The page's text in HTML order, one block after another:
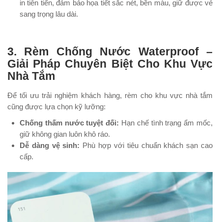
in tiên tiến, đảm bảo họa tiết sắc nét, bền màu, giữ được vẻ
sang trọng lâu dài.
3. Rèm Chống Nước Waterproof –
Giải Pháp Chuyên Biệt Cho Khu Vực
Nhà Tắm
Để tối ưu trải nghiệm khách hàng, rèm cho khu vực nhà tắm
cũng được lựa chọn kỹ lưỡng:
Chống thấm nước tuyệt đối: Hạn chế tình trạng ẩm mốc,
giữ không gian luôn khô ráo.
Dễ dàng vệ sinh: Phù hợp với tiêu chuẩn khách sạn cao
cấp.